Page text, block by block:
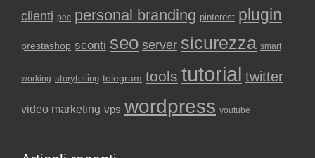
clienti pec personal branding pinterest plugin
prestashop sconti seo server sicurezza smart
working storytelling telegram tools tutorial twitter
video marketing vps wordpress youtube